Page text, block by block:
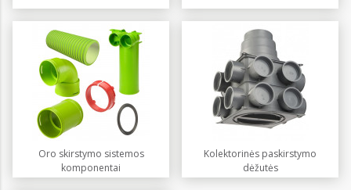
Oro skirstymo sistemos
komponentai
Kolektorinės paskirstymo
dėžutės